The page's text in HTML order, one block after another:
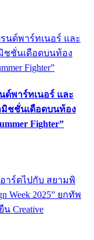
ด์พาร์ทเนอร์ และ
ชชั่นเดือดบนท้อง
Fighter”